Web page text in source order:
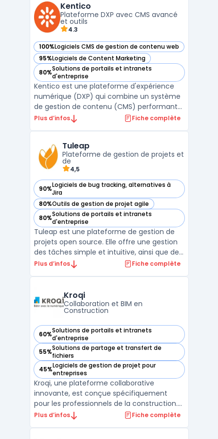
une solution sécurisée et respectueuse de
la vie privée p ...
Kentico
Plateforme DXP avec CMS avancé
et outils
4.3
100%Logiciels CMS de gestion de contenu web
— voir Kentico dans cette catégorie
95%Logiciels de Content Marketing
— voir Kentico dans cette catégorie
80%Solutions de portails et intranets
d'entreprise
— voir Kentico dans cette catégorie
Kentico est une plateforme d'expérience
numérique (DXP) qui combine un système
de gestion de contenu (CMS) performant
et des outils avancés de marketing digital.
gérer et optimiser des expériences
numériques sur plusieu ...
Plus d’infos Fiche complète
Tuleap
Plateforme de gestion de projets et
de
4,5
90%Logiciels de bug tracking, alternatives à
Jira
— voir Tuleap dans cette catégorie
80%Outils de gestion de projet agile
— voir Tuleap dans cette catégorie
80%Solutions de portails et intranets
d'entreprise
— voir Tuleap dans cette catégorie
Tuleap est une plateforme de gestion de
projets open source. Elle offre une gestion
des tâches simple et intuitive, ainsi que des
fonctionnalités de gestion de versions,
travailler ensemble de manière efficace en
fournissant ...
Plus d’infos Fiche complète
Kroqi
Collaboration et BIM en
Construction
60%Solutions de portails et intranets
d'entreprise
— voir Kroqi dans cette catégorie
55%Solutions de partage et transfert de
fichiers
— voir Kroqi dans cette catégorie
45%Logiciels de gestion de projet pour
entreprises
— voir Kroqi dans cette catégorie
Kroqi, une plateforme collaborative
innovante, est conçue spécifiquement
pour les professionnels de la construction.
Elle intègre un système de gestion de
Plus d’infos Fiche complète